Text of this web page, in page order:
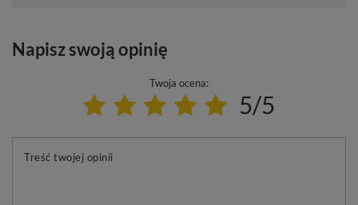
Napisz swoją opinię
Twoja ocena:
5/5
Treść twojej opinii